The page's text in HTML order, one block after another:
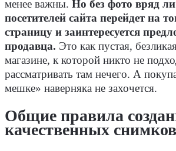
менее важны. Но без фото вряд
посетителей сайта перейдет на
страницу и заинтересуется
продавца. Это как пустая,
магазине, к которой никто не
рассматривать там нечего. А
мешке» наверняка не захочется.
Общие правила
качественных снимков